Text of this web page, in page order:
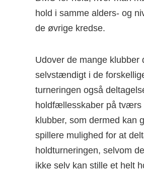
hold i samme alders- og
de øvrige kredse.
Udover de mange klubber
selvstændigt i de
turneringen også
holdfællesskaber på tværs
klubber, som dermed kan
spillere mulighed for at
holdturneringen, selvom
ikke selv kan stille et helt